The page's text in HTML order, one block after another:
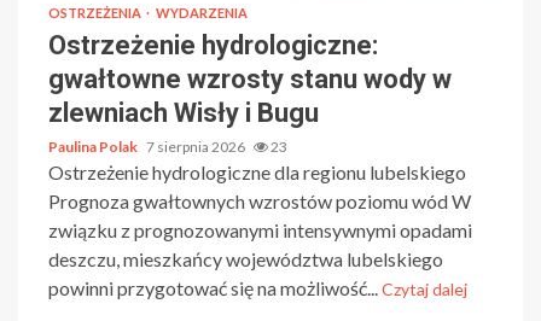
OSTRZEŻENIA WYDARZENIA
Ostrzeżenie hydrologiczne:
gwałtowne wzrosty stanu wody w
zlewniach Wisły i Bugu
Paulina Polak 7 sierpnia 2026 23
Ostrzeżenie hydrologiczne dla regionu lubelskiego
Prognoza gwałtownych wzrostów poziomu wód W
związku z prognozowanymi intensywnymi opadami
deszczu, mieszkańcy województwa lubelskiego
powinni przygotować się na możliwość...Czytaj dalej